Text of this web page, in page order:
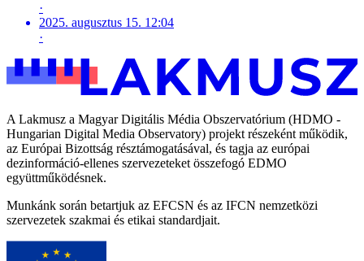
·
2025. augusztus 15. 12:04
·
A Lakmusz a Magyar Digitális Média Obszervatórium (HDMO -
Hungarian Digital Media Observatory) projekt részeként működik,
az Európai Bizottság résztámogatásával, és tagja az európai
dezinformáció-ellenes szervezeteket összefogó EDMO
együttműködésnek.
Munkánk során betartjuk az EFCSN és az IFCN nemzetközi
szervezetek szakmai és etikai standardjait.